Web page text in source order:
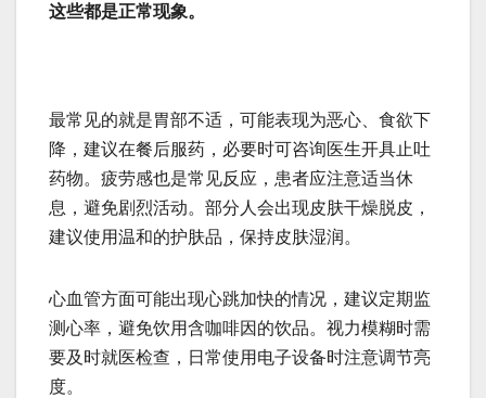
这些都是正常现象。
最常见的就是胃部不适，可能表现为恶心、食欲下
降，建议在餐后服药，必要时可咨询医生开具止吐
药物。疲劳感也是常见反应，患者应注意适当休
息，避免剧烈活动。部分人会出现皮肤干燥脱皮，
建议使用温和的护肤品，保持皮肤湿润。
心血管方面可能出现心跳加快的情况，建议定期监
测心率，避免饮用含咖啡因的饮品。视力模糊时需
要及时就医检查，日常使用电子设备时注意调节亮
度。